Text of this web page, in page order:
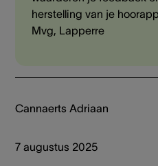
herstelling van je
Mvg, Lapperre
Cannaerts Adriaan
7 augustus 2025